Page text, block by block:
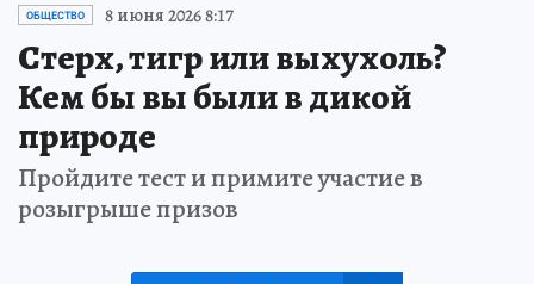
ОБЩЕСТВО 8 июня 2026 8:17
Стерх, тигр или выхухоль?
Кем бы вы были в дикой
природе
Пройдите тест и примите участие в
розыгрыше призов